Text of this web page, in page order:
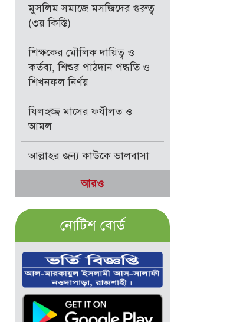
মুসলিম সমাজে মসজিদের গুরুত্ব
(৩য় কিস্তি)
শিক্ষকের মৌলিক দায়িত্ব ও
কর্তব্য, শিশুর পাঠদান পদ্ধতি ও
শিখনফল নির্ণয়
যিলহজ্জ মাসের ফযীলত ও
আমল
আল্লাহর জন্য কাউকে ভালবাসা
আরও
নোটিশ বোর্ড